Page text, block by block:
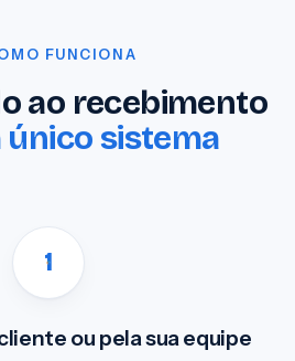
FUNCIONA
ao recebimento
único sistema
ou pela sua equipe